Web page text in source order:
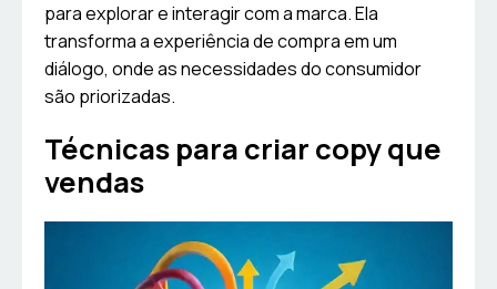
para explorar e interagir com a marca. Ela
transforma a experiência de compra em um
diálogo, onde as necessidades do consumidor
são priorizadas.
Técnicas para criar copy que
vendas